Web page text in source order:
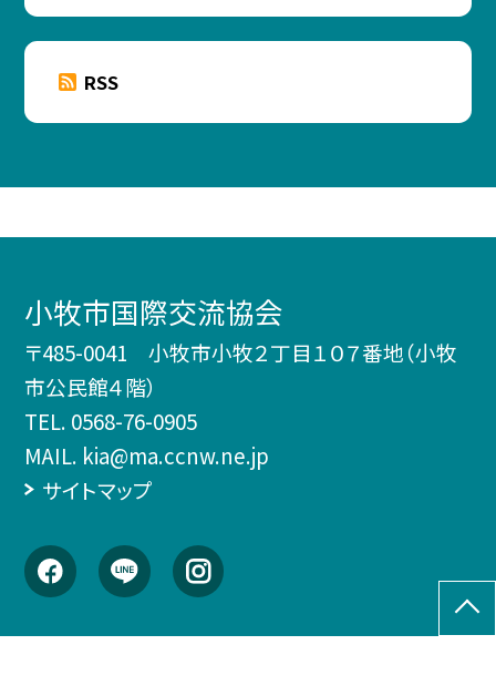
RSS
小牧市国際交流協会
〒485-0041 小牧市小牧２丁目１０７番地（小牧
市公民館４階）
TEL. 0568-76-0905
MAIL. kia@ma.ccnw.ne.jp
サイトマップ